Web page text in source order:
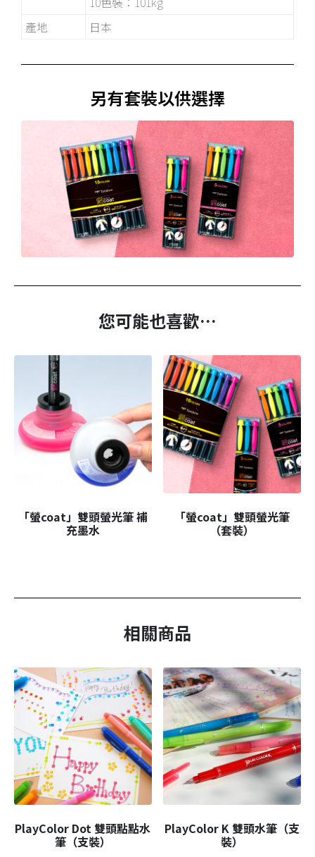
產地
日本
另有套裝以供選擇
您可能也喜歡…
「螢coat」雙頭螢光筆 補
充墨水
「螢coat」雙頭螢光筆
（套裝）
相關商品
PlayColor Dot 雙頭點點水
筆（支裝）
PlayColor K 雙頭水筆（支
裝）